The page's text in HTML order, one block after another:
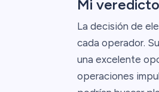
Mi veredicto
La decisión de
cada operador.
una excelente
operaciones